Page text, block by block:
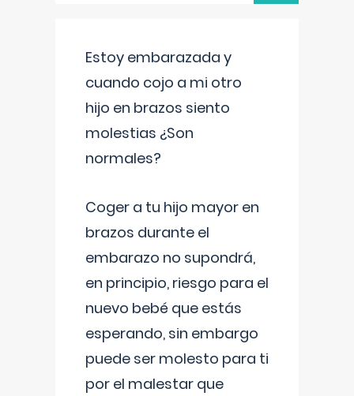
Estoy embarazada y
cuando cojo a mi otro
hijo en brazos siento
molestias ¿Son
normales?
Coger a tu hijo mayor en
brazos durante el
embarazo no supondrá,
en principio, riesgo para el
nuevo bebé que estás
esperando, sin embargo
puede ser molesto para ti
por el malestar que